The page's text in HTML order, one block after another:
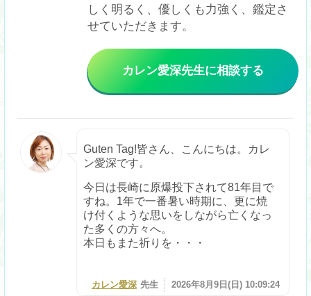
しく明るく、優しくも力強く、鑑定さ
せていただきます。
カレン愛深先生に相談する
Guten Tag!皆さん、こんにちは。カレ
ン愛深です。
今日は長崎に原爆投下されて81年目で
すね。1年で一番暑い時期に、更に焼
け付くような思いをしながら亡くなっ
た多くの方々へ。
本日もまた祈りを・・・
カレン愛深 先生 2026年8月9日(日) 10:09:24